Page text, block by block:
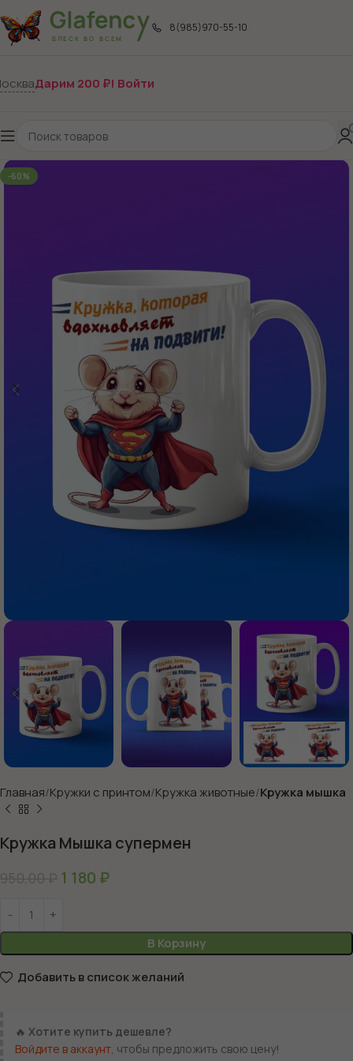
8(985)970-55-10
Дарим 200 ₽! Войти
-60%
Главная Кружки с принтом Кружка животные Кружка мышка
Кружка Мышка супермен
950,00₽ 1 180 ₽
В Корзину
Добавить в список желаний
🔥 Хотите купить дешевле?
Войдите в аккаунт , чтобы предложить свою цену!